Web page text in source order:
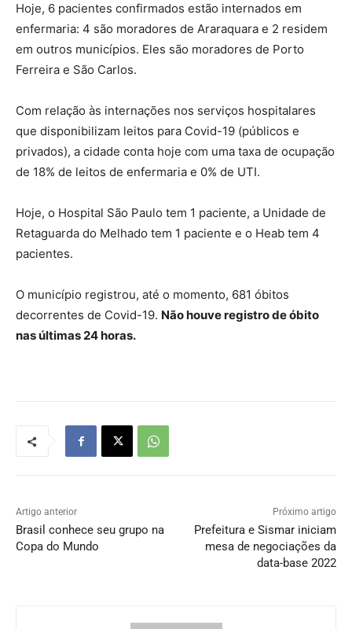
Hoje, 6 pacientes confirmados estão internados em
enfermaria: 4 são moradores de Araraquara e 2 residem
em outros municípios. Eles são moradores de Porto
Ferreira e São Carlos.
Com relação às internações nos serviços hospitalares
que disponibilizam leitos para Covid-19 (públicos e
privados), a cidade conta hoje com uma taxa de ocupação
de 18% de leitos de enfermaria e 0% de UTI.
Hoje, o Hospital São Paulo tem 1 paciente, a Unidade de
Retaguarda do Melhado tem 1 paciente e o Heab tem 4
pacientes.
O município registrou, até o momento, 681 óbitos
decorrentes de Covid-19. Não houve registro de óbito
nas últimas 24 horas.
Artigo anterior
Brasil conhece seu grupo na
Copa do Mundo
Próximo artigo
Prefeitura e Sismar iniciam
mesa de negociações da
data-base 2022